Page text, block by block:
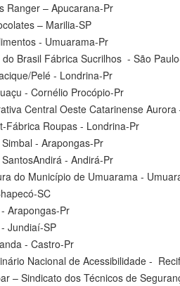
Ranger – Apucarana-Pr
– Marilia-SP
- Umuarama-Pr
do Brasil Fábrica Sucrilhos - São
Pelé - Londrina-Pr
- Cornélio Procópio-Pr
Central Oeste Catarinense
Fábrica Roupas - Londrina-Pr
- Arapongas-Pr
- Andirá-Pr
do Município de Umuarama -
SC
Arapongas-Pr
Jundiaí-SP
- Castro-Pr
Nacional de Acessibilidade -
– Sindicato dos Técnicos de